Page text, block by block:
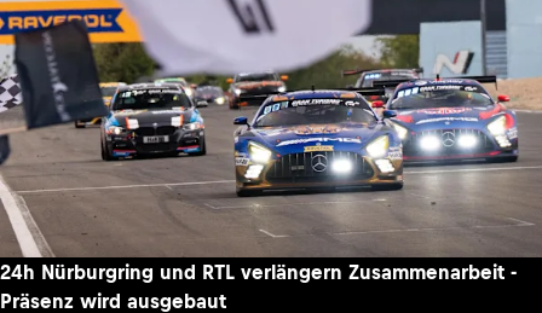
24h Nürburgring und RTL verlängern Zusammenarbeit -
Präsenz wird ausgebaut